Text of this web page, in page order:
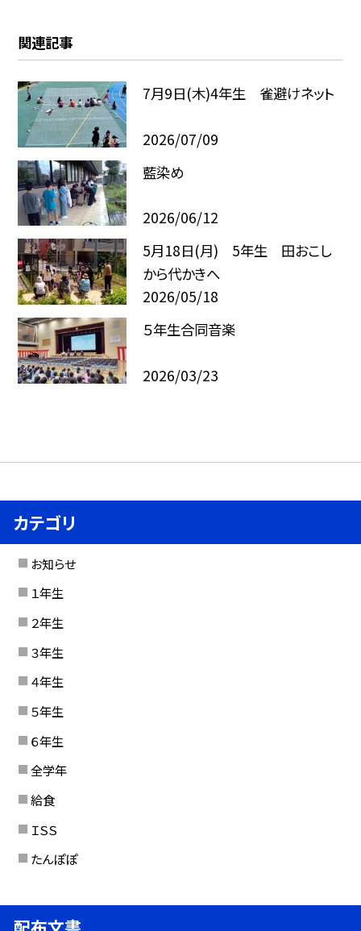
関連記事
7月9日(木)4年生 雀避けネット
2026/07/09
藍染め
2026/06/12
5月18日(月) 5年生 田おこし
から代かきへ
2026/05/18
５年生合同音楽
2026/03/23
カテゴリ
お知らせ
１年生
２年生
３年生
４年生
５年生
６年生
全学年
給食
ＩＳＳ
たんぽぽ